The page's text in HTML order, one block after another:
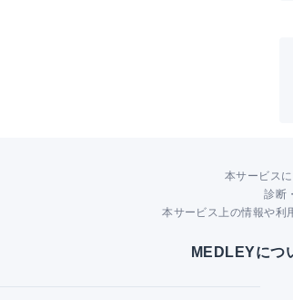
本サービス
診断
本サービス上の情報や利
MEDLEYにつ